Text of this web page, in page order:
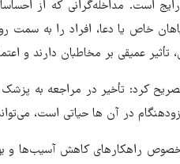
است. مداخله‌گرانی که از
خاص یا دعا، افراد را به سمت
تأثیر عمیقی بر مخاطبان دارند و
کرد: تأخیر در مراجعه به پزشک
در آن ها حیاتی است،
راهکارهای کاهش آسیب‌ها و